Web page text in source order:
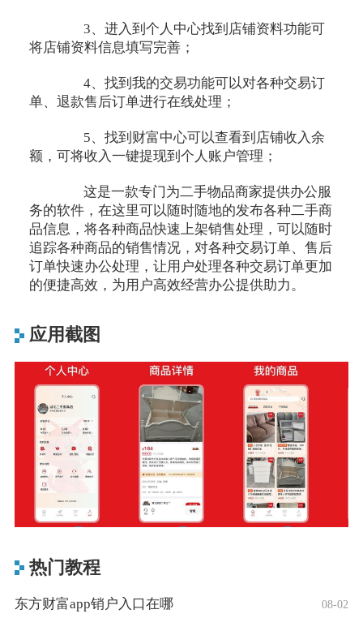
3、进入到个人中心找到店铺资料功能可
将店铺资料信息填写完善；
4、找到我的交易功能可以对各种交易订
单、退款售后订单进行在线处理；
5、找到财富中心可以查看到店铺收入余
额，可将收入一键提现到个人账户管理；
这是一款专门为二手物品商家提供办公服
务的软件，在这里可以随时随地的发布各种二手商
品信息，将各种商品快速上架销售处理，可以随时
追踪各种商品的销售情况，对各种交易订单、售后
订单快速办公处理，让用户处理各种交易订单更加
的便捷高效，为用户高效经营办公提供助力。
应用截图
热门教程
东方财富app销户入口在哪 08-02